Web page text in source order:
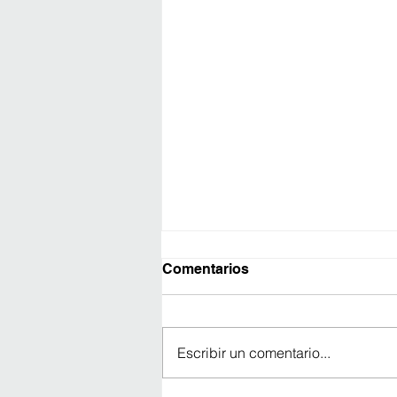
Comentarios
Escribir un comentario...